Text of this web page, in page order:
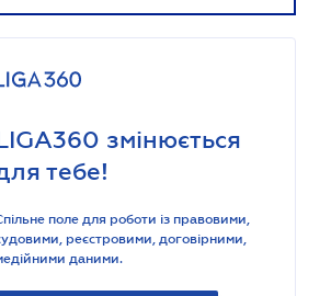
змінюється
тебе!
поле для роботи із правовими,
реєстровими, договірними,
даними.